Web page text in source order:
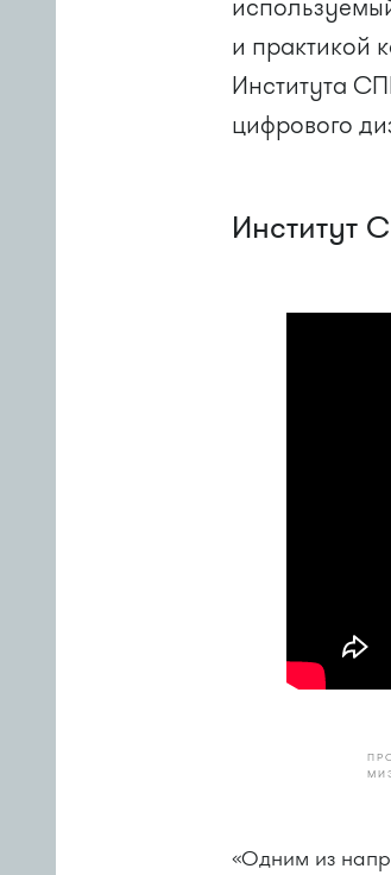
и практикой
Института
цифрового
Институт
«Одним из